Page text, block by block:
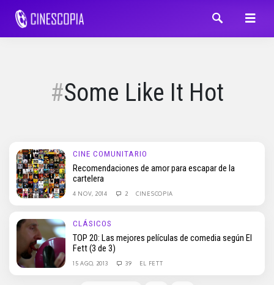
Some Like It Hot
CINE COMUNITARIO
Recomendaciones de amor para escapar de la
cartelera
4 NOV, 2014 2 CINESCOPIA
CLÁSICOS
TOP 20: Las mejores películas de comedia según El
Fett (3 de 3)
15 AGO, 2013 39 EL FETT